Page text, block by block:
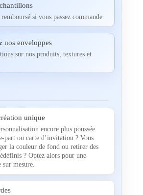
si vous passez commande.
nos enveloppes
sur nos produits, textures et
unique
encore plus poussée
part ou carte d’invitation ? Vous
la couleur de fond ou retirer des
? Optez alors pour une
sur mesure.